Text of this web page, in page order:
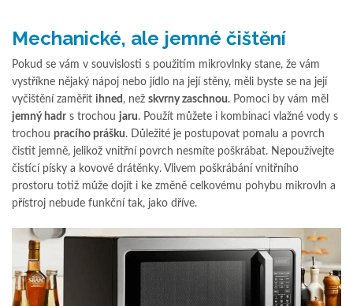
Mechanické, ale jemné čištění
Pokud se vám v souvislosti s použitím mikrovlnky stane, že vám
vystříkne nějaký nápoj nebo jídlo na její stěny, měli byste se na její
vyčištění zaměřit ihned , než skvrny zaschnou. Pomoci by vám měl
jemný hadr s trochou jaru. Použít můžete i kombinaci vlažné vody s
trochou pracího prášku. Důležité je postupovat pomalu a povrch
čistit jemně, jelikož vnitřní povrch nesmíte poškrábat. Nepoužívejte
čistící písky a kovové drátěnky. Vlivem poškrábání vnitřního
prostoru totiž může dojít i ke změně celkovému pohybu mikrovln a
přístroj nebude funkční tak, jako dříve.